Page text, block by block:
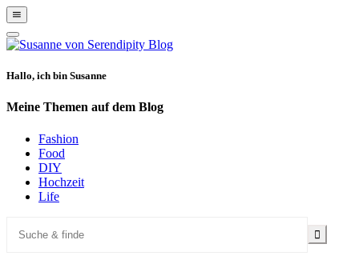
Show
Offscreen
Content
Hide
Offscreen
Hallo, ich bin Susanne
Meine Themen auf dem Blog
Fashion
Food
DIY
Hochzeit
Life